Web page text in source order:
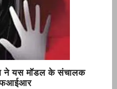
ने यस मॉडल के संचालक